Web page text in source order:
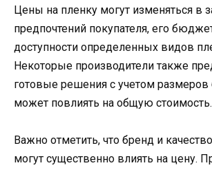
Цены на пленку могут изменяться в
предпочтений покупателя, его
доступности определенных видов
Некоторые производители также
готовые решения с учетом размеров
может повлиять на общую стоимость.
Важно отметить, что бренд и
могут существенно влиять на цену.